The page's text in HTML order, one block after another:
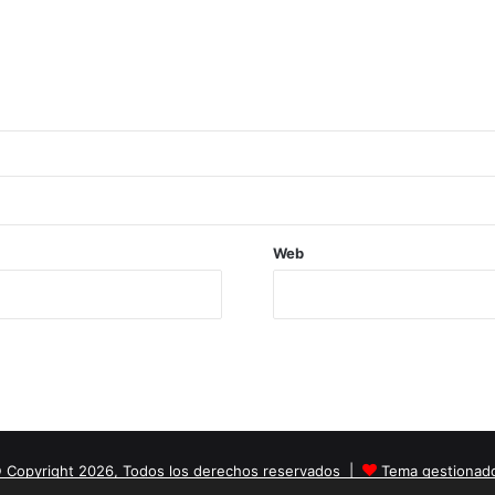
Web
Copyright 2026, Todos los derechos reservados | Tema